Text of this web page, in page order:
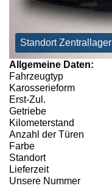
Standort Zentrallager
Allgemeine Daten:
Fahrzeugtyp
Karosserieform
Erst-Zul.
Getriebe
Kilometerstand
Anzahl der Türen
Farbe
Standort
Lieferzeit
Unsere Nummer